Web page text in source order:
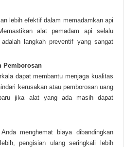
lebih efektif dalam memadamkan api
alat pemadam api selalu
langkah preventif yang sangat
Pemborosan
dapat membantu menjaga kualitas
kerusakan atau pemborosan uang
jika alat yang ada masih dapat
menghemat biaya dibandingkan
pengisian ulang seringkali lebih